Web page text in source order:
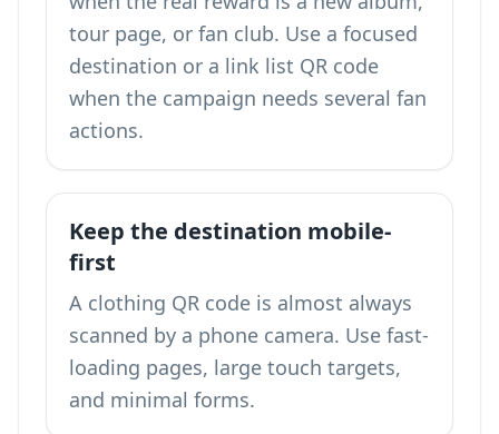
tour page, or fan club. Use a focused
destination or a link list QR code
when the campaign needs several fan
actions.
Keep the destination mobile-
first
A clothing QR code is almost always
scanned by a phone camera. Use fast-
loading pages, large touch targets,
and minimal forms.